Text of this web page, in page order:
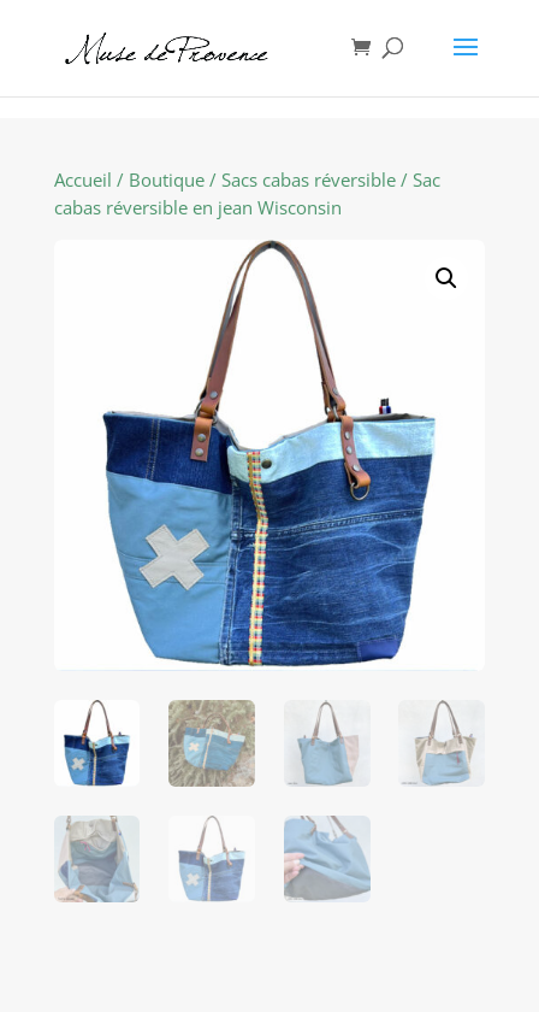
Accueil / Boutique/ Sacs cabas réversible/ Sac
cabas réversible en jean Wisconsin